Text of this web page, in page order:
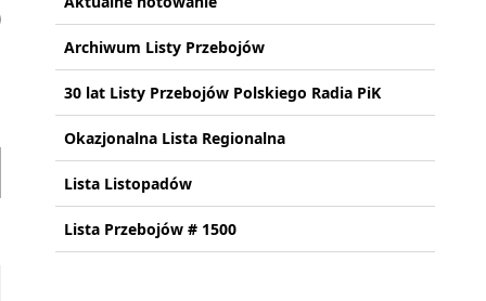
Archiwum Listy Przebojów
30 lat Listy Przebojów Polskiego Radia PiK
Okazjonalna Lista Regionalna
Lista Listopadów
Lista Przebojów # 1500